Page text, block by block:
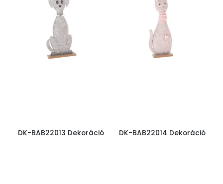
DK-BAB22013 Dekoráció DK-BAB22014 Dekoráció